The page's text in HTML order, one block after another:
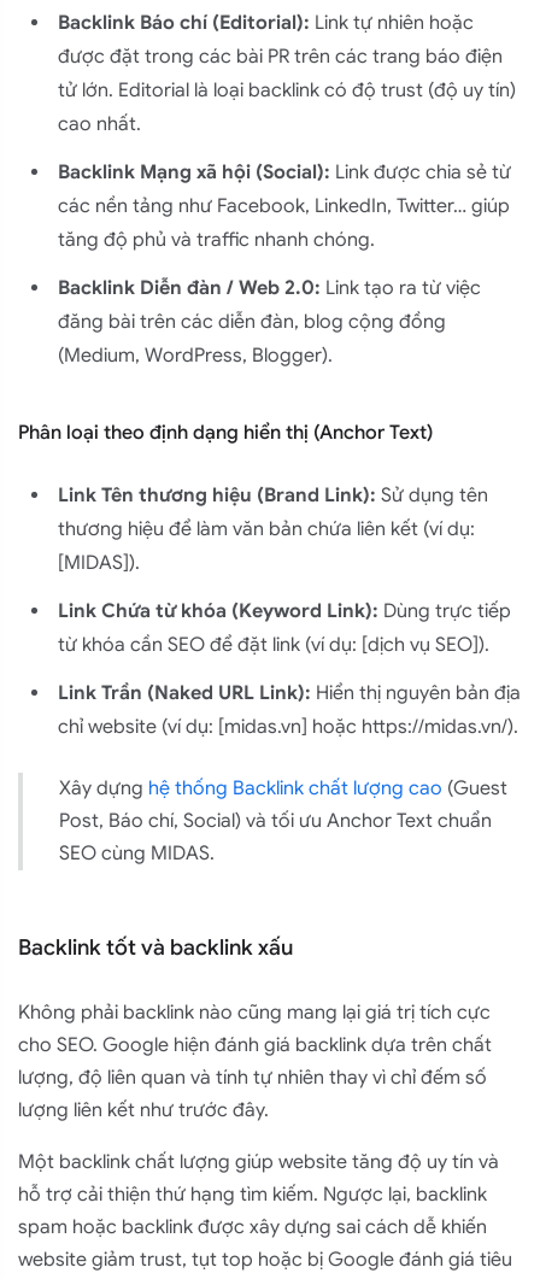
Backlink Báo chí (Editorial): Link tự nhiên hoặc
được đặt trong các bài PR trên các trang báo điện
tử lớn. Editorial là loại backlink có độ trust (độ uy tín)
cao nhất.
Backlink Mạng xã hội (Social): Link được chia sẻ từ
các nền tảng như Facebook, LinkedIn, Twitter… giúp
tăng độ phủ và traffic nhanh chóng.
Backlink Diễn đàn / Web 2.0: Link tạo ra từ việc
đăng bài trên các diễn đàn, blog cộng đồng
(Medium, WordPress, Blogger).
Phân loại theo định dạng hiển thị (Anchor Text)
Link Tên thương hiệu (Brand Link): Sử dụng tên
thương hiệu để làm văn bản chứa liên kết (ví dụ:
[MIDAS]).
Link Chứa từ khóa (Keyword Link): Dùng trực tiếp
từ khóa cần SEO để đặt link (ví dụ: [dịch vụ SEO]).
Link Trần (Naked URL Link): Hiển thị nguyên bản địa
chỉ website (ví dụ: [midas.vn] hoặc https://midas.vn/).
Xây dựng hệ thống Backlink chất lượng cao (Guest
Post, Báo chí, Social) và tối ưu Anchor Text chuẩn
SEO cùng MIDAS.
Backlink tốt và backlink xấu
Không phải backlink nào cũng mang lại giá trị tích cực
cho SEO. Google hiện đánh giá backlink dựa trên chất
lượng, độ liên quan và tính tự nhiên thay vì chỉ đếm số
lượng liên kết như trước đây.
Một backlink chất lượng giúp website tăng độ uy tín và
hỗ trợ cải thiện thứ hạng tìm kiếm. Ngược lại, backlink
spam hoặc backlink được xây dựng sai cách dễ khiến
website giảm trust, tụt top hoặc bị Google đánh giá tiêu